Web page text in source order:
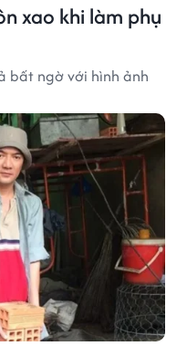
xao khi làm phụ
bất ngờ với hình ảnh